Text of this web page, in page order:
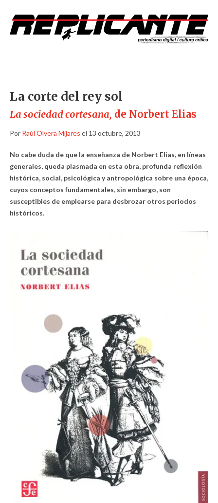
La corte del rey sol
La sociedad cortesana, de Norbert Elias
Por Raúl Olvera Mijares el 13 octubre, 2013
No cabe duda de que la enseñanza de Norbert Elias, en líneas
generales, queda plasmada en esta obra, profunda reflexión
histórica, social, psicológica y antropológica sobre una época,
cuyos conceptos fundamentales, sin embargo, son
susceptibles de emplearse para desbrozar otros periodos
históricos.